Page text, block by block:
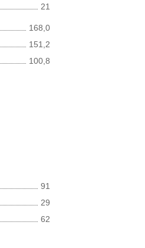
21
168,0
151,2
100,8
91
29
62